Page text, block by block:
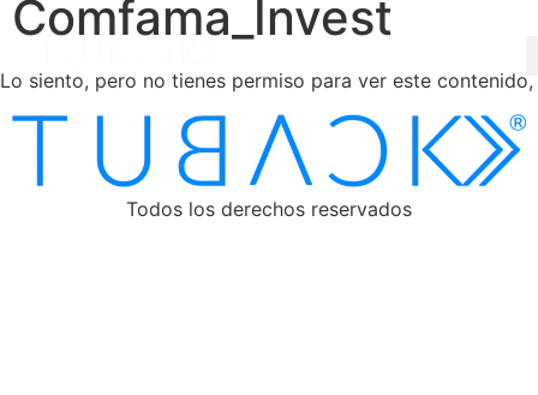
Comfama_Invest
Lo siento, pero no tienes permiso para ver este contenido,
Todos los derechos reservados